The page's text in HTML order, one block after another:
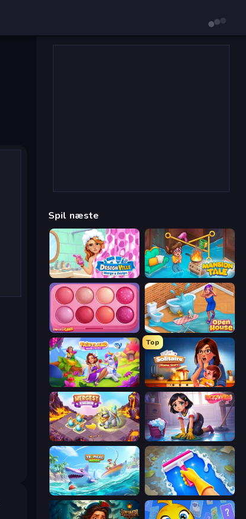
Spil næste
Designville: Merge & Design Mansion Tale: Merge Secrets
Piece of Cake: Merge and Bake Open House
Fairyland Merge & Magic
Top
Solitaire Home Story
Mergest Kingdom Lucy’s Ville
Tropical Merge Hotel Rush: Merge Story